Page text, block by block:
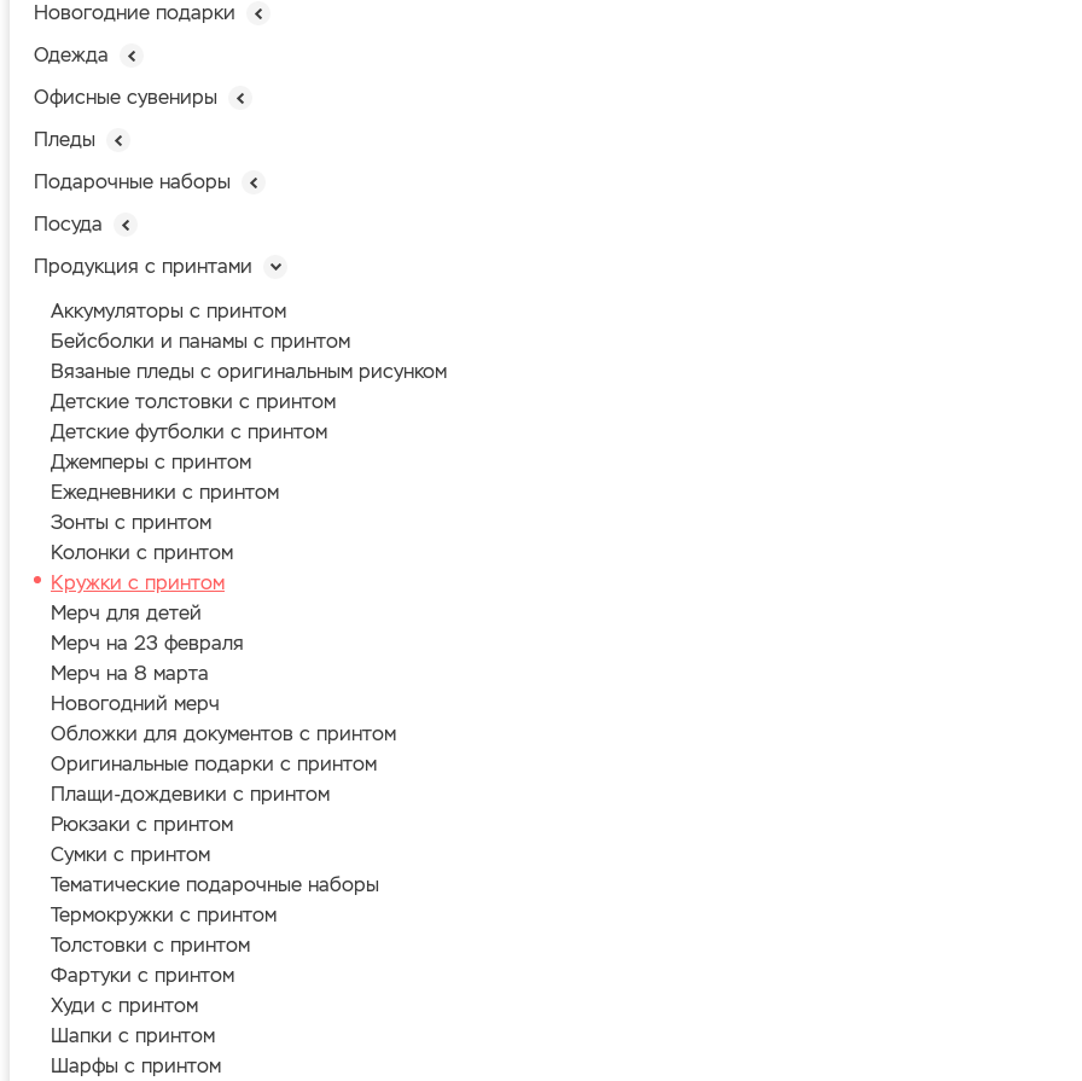
Новогодние подарки
Одежда
Офисные сувениры
Пледы
Подарочные наборы
Посуда
Продукция с принтами
Аккумуляторы с принтом
Бейсболки и панамы с принтом
Вязаные пледы с оригинальным рисунком
Детские толстовки с принтом
Детские футболки с принтом
Джемперы с принтом
Ежедневники с принтом
Зонты с принтом
Колонки с принтом
Кружки с принтом
Мерч для детей
Мерч на 23 февраля
Мерч на 8 марта
Новогодний мерч
Обложки для документов с принтом
Оригинальные подарки с принтом
Плащи-дождевики с принтом
Рюкзаки с принтом
Сумки с принтом
Тематические подарочные наборы
Термокружки с принтом
Толстовки с принтом
Фартуки с принтом
Худи с принтом
Шапки с принтом
Шарфы с принтом